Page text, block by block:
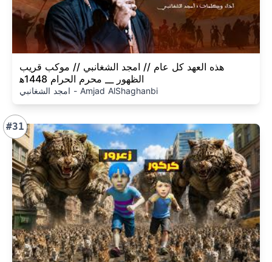
هذه العهد كل عام // امجد الشغانبي // موكب قريب
الظهور __ محرم الحرام 1448ه‍
امجد الشغانبي - Amjad AlShaghanbi
#31